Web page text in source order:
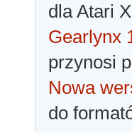
dla Atari
Gearlynx
przynosi
Nowa
do